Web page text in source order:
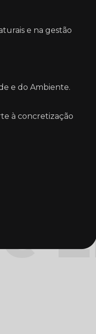
e na gestão
e do Ambiente.
à concretização